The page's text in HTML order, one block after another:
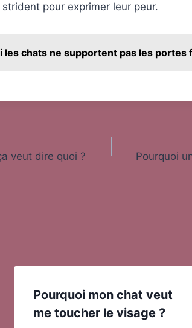
pour exprimer leur peur.
les chats ne supportent pas les portes
veut dire quoi ? Pourquoi
Pourquoi mon chat veut
me toucher le visage ?